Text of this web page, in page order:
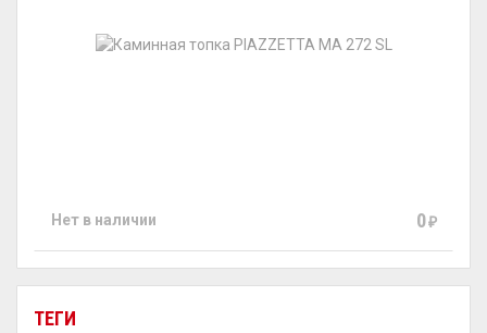
ТЕГИ
Нет в наличии 0 ₽